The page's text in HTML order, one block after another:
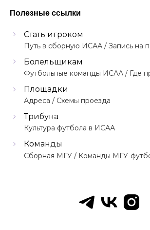
Полезные ссылки
Стать игроком
Путь в сборную ИСАА / Запись на
Болельщикам
Футбольные команды ИСАА / Где
Площадки
Адреса / Схемы проезда
Трибуна
Культура футбола в ИСАА
Команды
Сборная МГУ / Команды МГУ-